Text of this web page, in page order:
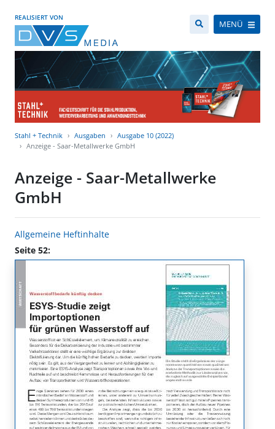
REALISIERT VON
MENÜ
Stahl + Technik Ausgaben
Ausgabe 10 (2022)
Anzeige - Saar-Metallwerke GmbH
Anzeige - Saar-Metallwerke
GmbH
Allgemeine Heftinhalte
Seite 52: